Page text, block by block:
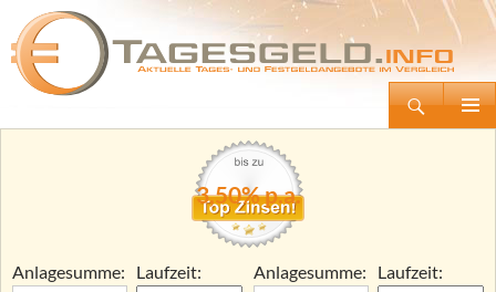
Tagesgeld.info – Tagesgeldkonten vergleichen und Tagesgeld-Zinsen berechnen
Zum
3,50% p.a.
Anlagesumme:
Laufzeit:
Anlagesumme:
Laufzeit: